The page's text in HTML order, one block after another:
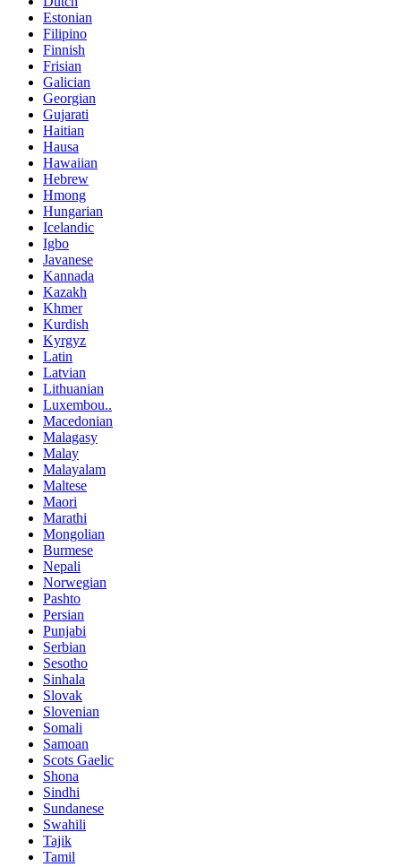
Estonian
Filipino
Finnish
Frisian
Galician
Georgian
Gujarati
Haitian
Hausa
Hawaiian
Hebrew
Hmong
Hungarian
Icelandic
Igbo
Javanese
Kannada
Kazakh
Khmer
Kurdish
Kyrgyz
Latin
Latvian
Lithuanian
Luxembou..
Macedonian
Malagasy
Malay
Malayalam
Maltese
Maori
Marathi
Mongolian
Burmese
Nepali
Norwegian
Pashto
Persian
Punjabi
Serbian
Sesotho
Sinhala
Slovak
Slovenian
Somali
Samoan
Scots Gaelic
Shona
Sindhi
Sundanese
Swahili
Tajik
Tamil